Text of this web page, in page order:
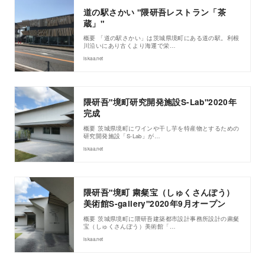
道の駅さかい "隈研吾レストラン「茶
蔵」"
概要 「道の駅さかい」は茨城県境町にある道の駅。利根
川沿いにあり古くより海運で栄…
iskaa.net
隈研吾"境町研究開発施設S-Lab"2020年
完成
概要 茨城県境町にワインや干し芋を特産物とするための
研究開発施設「S-Lab」が…
iskaa.net
隈研吾"境町 粛粲宝（しゅくさんぽう）
美術館S-gallery"2020年9月オープン
概要 茨城県境町に隈研吾建築都市設計事務所設計の粛粲
宝（しゅくさんぽう）美術館「…
iskaa.net